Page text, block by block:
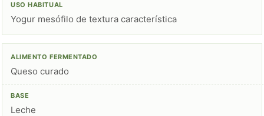
Yogur mesófilo de textura característica
Queso curado
Leche